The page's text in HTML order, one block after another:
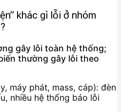
khác gì lỗi ở nhóm
gây lỗi toàn hệ thống;
thường gây lỗi theo
máy phát, mass, cáp): đèn
nhiều hệ thống báo lỗi